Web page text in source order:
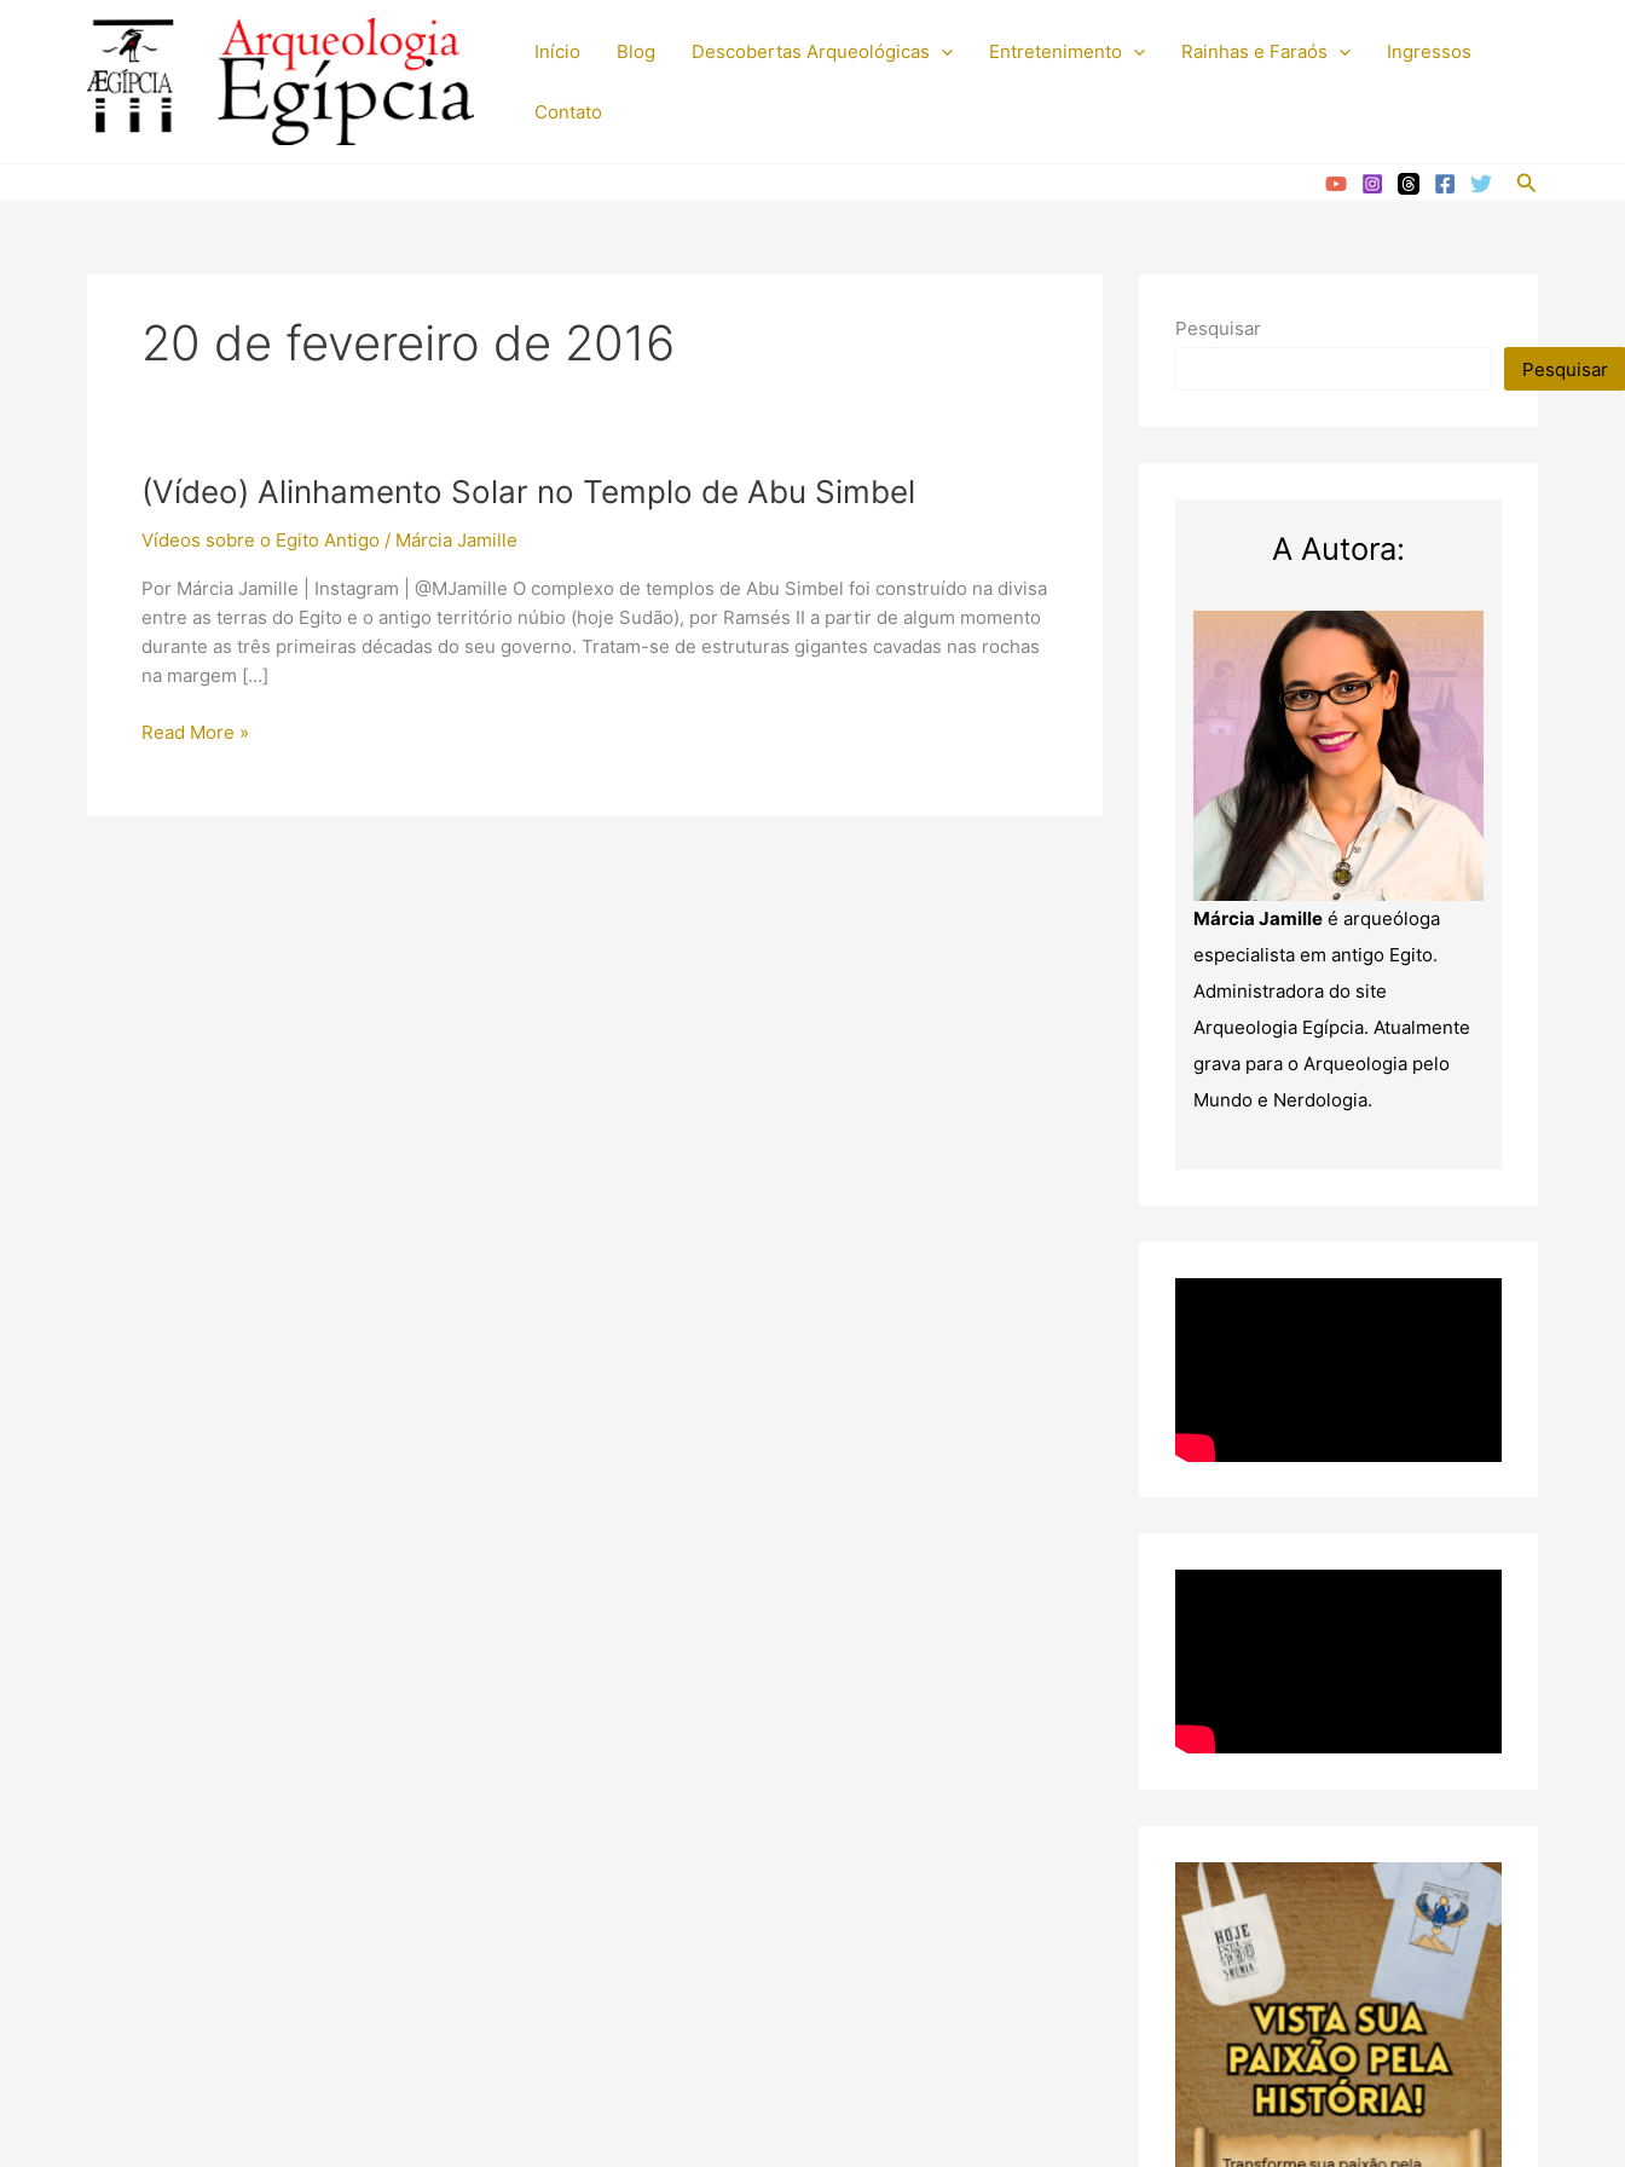
Início Blog Descobertas Arqueológicas Entretenimento Rainhas e Faraós Ingressos
Contato
Pesquisar
20 de fevereiro de 2016
(Vídeo) Alinhamento Solar no Templo de Abu Simbel
Vídeos sobre o Egito Antigo / Márcia Jamille
Por Márcia Jamille | Instagram | @MJamille O complexo de templos de Abu Simbel foi construído na divisa
entre as terras do Egito e o antigo território núbio (hoje Sudão), por Ramsés II a partir de algum momento
durante as três primeiras décadas do seu governo. Tratam-se de estruturas gigantes cavadas nas rochas
na margem […]
(Vídeo)
Read More »
Pesquisar
Pesquisar
A Autora:
Márcia Jamille é arqueóloga
especialista em antigo Egito.
Administradora do site
Arqueologia Egípcia. Atualmente
grava para o Arqueologia pelo
Mundo e Nerdologia.